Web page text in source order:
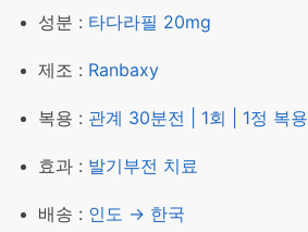
₩ 96,176.
성분 : 타다라필 20mg
제조 : Ranbaxy
복용 : 관계 30분전 | 1회 | 1정 복용
효과 : 발기부전 치료
배송 : 인도 → 한국